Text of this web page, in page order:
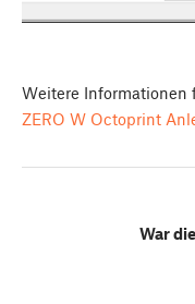
Weitere Informationen
ZERO W Octoprint
War